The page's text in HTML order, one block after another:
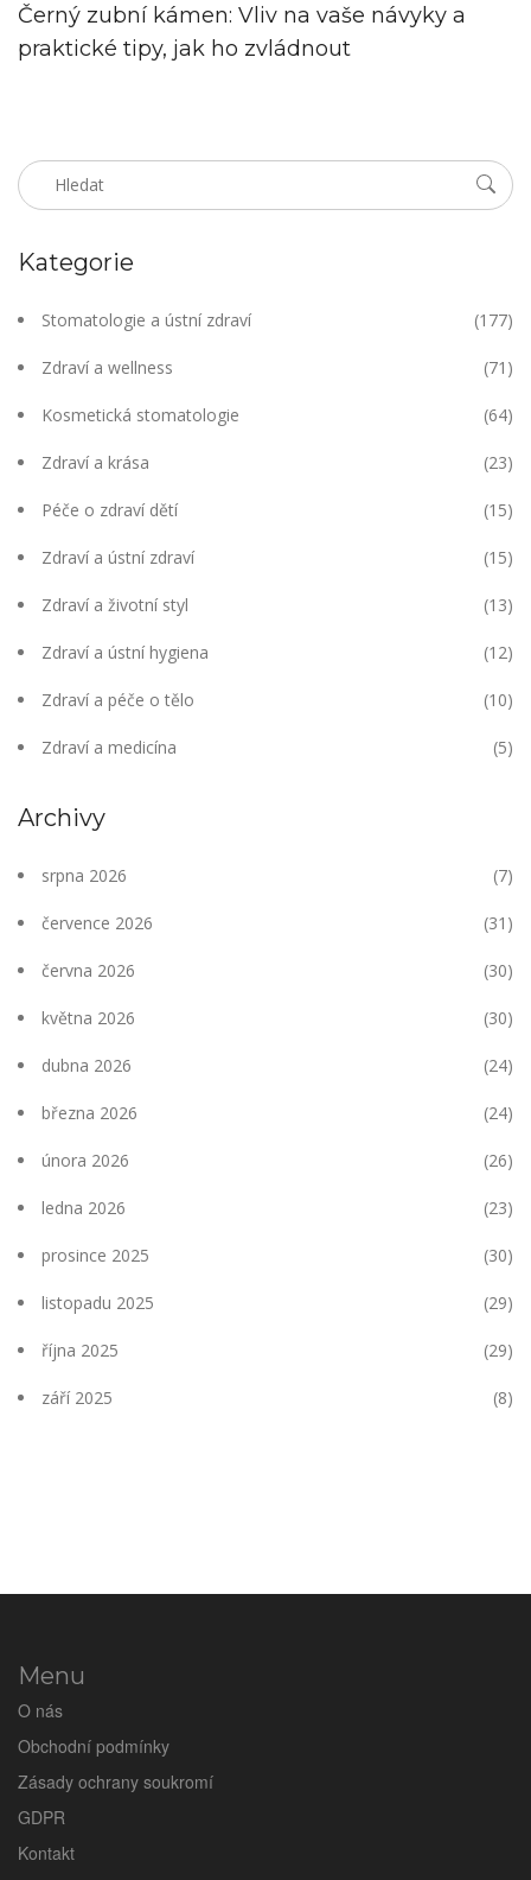
Černý zubní kámen: Vliv na vaše návyky a
praktické tipy, jak ho zvládnout
Kategorie
Stomatologie a ústní zdraví (177)
Zdraví a wellness (71)
Kosmetická stomatologie (64)
Zdraví a krása (23)
Péče o zdraví dětí (15)
Zdraví a ústní zdraví (15)
Zdraví a životní styl (13)
Zdraví a ústní hygiena (12)
Zdraví a péče o tělo (10)
Zdraví a medicína (5)
Archivy
srpna 2026 (7)
července 2026 (31)
června 2026 (30)
května 2026 (30)
dubna 2026 (24)
března 2026 (24)
února 2026 (26)
ledna 2026 (23)
prosince 2025 (30)
listopadu 2025 (29)
října 2025 (29)
září 2025 (8)
Menu
O nás
Obchodní podmínky
Zásady ochrany soukromí
GDPR
Kontakt